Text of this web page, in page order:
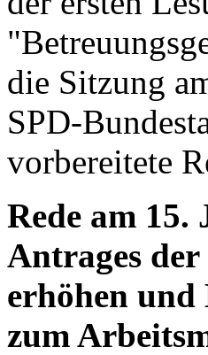
die Sitzung
SPD-
vorbereitete
Rede am 15.
Antrages
erhöhen
zum